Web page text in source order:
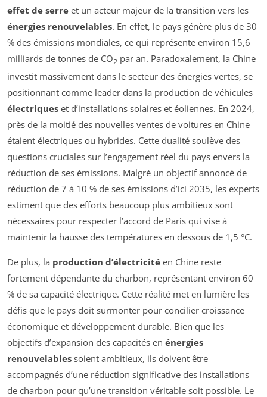
effet de serre et un acteur majeur de la transition vers les
énergies renouvelables. En effet, le pays génère plus de 30
% des émissions mondiales, ce qui représente environ 15,6
milliards de tonnes de CO2 par an. Paradoxalement, la Chine
investit massivement dans le secteur des énergies vertes, se
positionnant comme leader dans la production de véhicules
électriques et d’installations solaires et éoliennes. En 2024,
près de la moitié des nouvelles ventes de voitures en Chine
étaient électriques ou hybrides. Cette dualité soulève des
questions cruciales sur l’engagement réel du pays envers la
réduction de ses émissions. Malgré un objectif annoncé de
réduction de 7 à 10 % de ses émissions d’ici 2035, les experts
estiment que des efforts beaucoup plus ambitieux sont
nécessaires pour respecter l’accord de Paris qui vise à
maintenir la hausse des températures en dessous de 1,5 °C.
De plus, la production d’électricité en Chine reste
fortement dépendante du charbon, représentant environ 60
% de sa capacité électrique. Cette réalité met en lumière les
défis que le pays doit surmonter pour concilier croissance
économique et développement durable. Bien que les
objectifs d’expansion des capacités en énergies
renouvelables soient ambitieux, ils doivent être
accompagnés d’une réduction significative des installations
de charbon pour qu’une transition véritable soit possible. Le